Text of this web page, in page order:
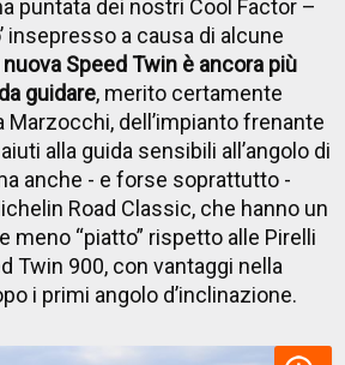
puntata dei nostri Cool Factor –
insepresso a causa di alcune
nuova Speed Twin è ancora più
guidare, merito certamente
Marzocchi, dell’impianto frenante
alla guida sensibili all’angolo di
anche - e forse soprattutto -
Road Classic, che hanno un
meno “piatto” rispetto alle Pirelli
Twin 900, con vantaggi nella
i primi angolo d’inclinazione.